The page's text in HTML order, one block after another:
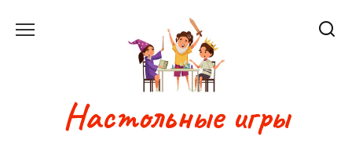
Настольные игры